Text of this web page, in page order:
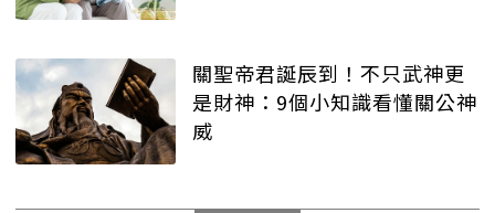
關聖帝君誕辰到！不只武神更
是財神：9個小知識看懂關公神
威